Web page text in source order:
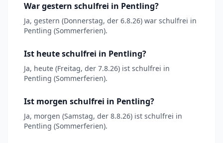
War gestern schulfrei in Pentling?
Ja, gestern (Donnerstag, der 6.8.26) war schulfrei in
Pentling (Sommerferien).
Ist heute schulfrei in Pentling?
Ja, heute (Freitag, der 7.8.26) ist schulfrei in
Pentling (Sommerferien).
Ist morgen schulfrei in Pentling?
Ja, morgen (Samstag, der 8.8.26) ist schulfrei in
Pentling (Sommerferien).